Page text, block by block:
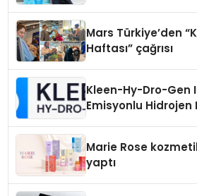
Mars Türkiye’den
Haftası” çağrısı
Kleen-Hy-Dro-Gen
Emisyonlu Hidrojen
Marie Rose
yaptı